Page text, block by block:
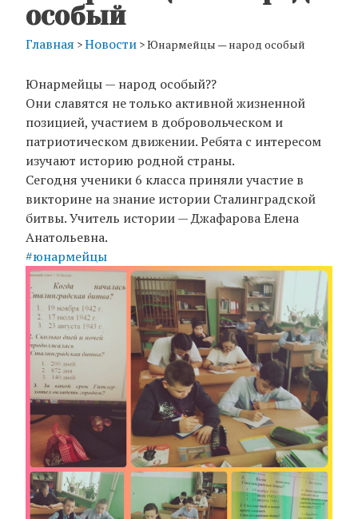
особый
Главная >Новости >Юнармейцы — народ особый
Юнармейцы — народ особый??
Они славятся не только активной жизненной
позицией, участием в добровольческом и
патриотическом движении. Ребята с интересом
изучают историю родной страны.
Сегодня ученики 6 класса приняли участие в
викторине на знание истории Сталинградской
битвы. Учитель истории — Джафарова Елена
Анатольевна.
#юнармейцы